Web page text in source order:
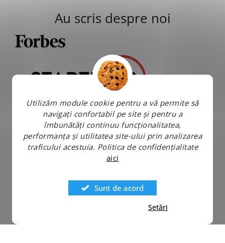
Utilizăm module cookie pentru a vă permite să
navigați confortabil pe site și pentru a
îmbunătăți continuu funcționalitatea,
performanța și utilitatea site-ului prin analizarea
traficului acestuia. Politica de confidențialitate
aici
Sunt de acord
Setări
Au scris despre noi